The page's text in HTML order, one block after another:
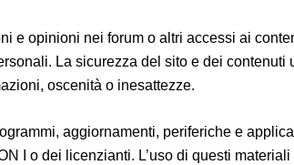
e opinioni nei forum o altri accessi ai
La sicurezza del sito e dei contenuti
oscenità o inesattezze.
aggiornamenti, periferiche e
I o dei licenzianti. L’uso di questi